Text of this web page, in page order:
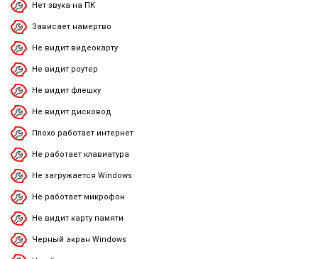
Нет звука на ПК
Зависает намертво
Не видит видеокарту
Не видит роутер
Не видит флешку
Не видит дисковод
Плохо работает интернет
Не работает клавиатура
Не загружается Windows
Не работает микрофон
Не видит карту памяти
Черный экран Windows